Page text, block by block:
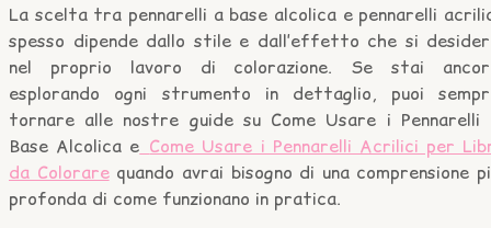
La scelta tra pennarelli a base alcolica e pennarelli
spesso dipende dallo stile e dall’effetto che si
nel proprio lavoro di colorazione. Se stai
esplorando ogni strumento in dettaglio, puoi
tornare alle nostre guide su Come Usare i Pennarelli
Base Alcolica e Come Usare i Pennarelli Acrilici per
da Colorarequando avrai bisogno di una comprensione
profonda di come funzionano in pratica.